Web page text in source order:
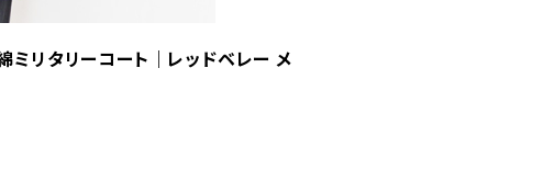
ミリタリーコート｜レッドベレー メ